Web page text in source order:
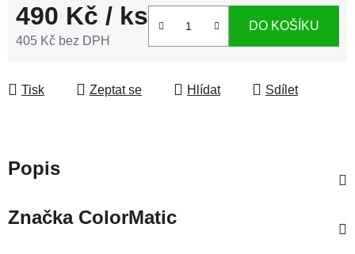
490 Kč / ks
405 Kč bez DPH
DO KOŠÍKU
Tisk Zeptat se Hlídat Sdílet
Popis
ZnačkaColorMatic